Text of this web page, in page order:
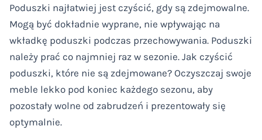
Poduszki najłatwiej jest czyścić, gdy są zdejmowalne.
Mogą być dokładnie wyprane, nie wpływając na
wkładkę poduszki podczas przechowywania. Poduszki
należy prać co najmniej raz w sezonie. Jak czyścić
poduszki, które nie są zdejmowane? Oczyszczaj swoje
meble lekko pod koniec każdego sezonu, aby
pozostały wolne od zabrudzeń i prezentowały się
optymalnie.